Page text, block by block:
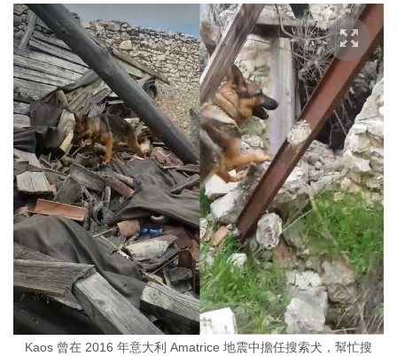
Kaos 曾在 2016 年意大利 Amatrice 地震中擔任搜索犬，幫忙搜